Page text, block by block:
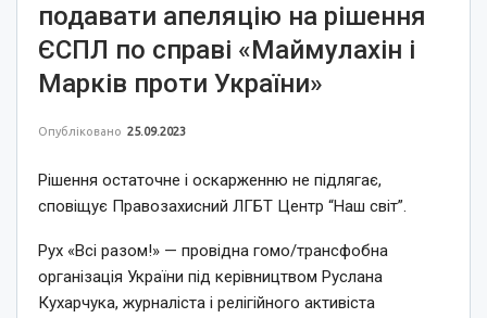
подавати апеляцію на рішення
ЄСПЛ по справі «Маймулахін і
Марків проти України»
Опубліковано 25.09.2023
Рішення остаточне і оскарженню не підлягає,
сповіщує Правозахисний ЛГБТ Центр “Наш світ”.
Рух «Всі разом!» — провідна гомо/трансфобна
організація України під керівництвом Руслана
Кухарчука, журналіста і релігійного активіста